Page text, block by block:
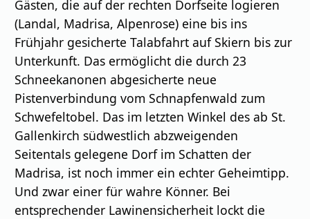
Gästen, die auf der rechten Dorfseite logieren
(Landal, Madrisa, Alpenrose) eine bis ins
Frühjahr gesicherte Talabfahrt auf Skiern bis zur
Unterkunft. Das ermöglicht die durch 23
Schneekanonen abgesicherte neue
Pistenverbindung vom Schnapfenwald zum
Schwefeltobel. Das im letzten Winkel des ab St.
Gallenkirch südwestlich abzweigenden
Seitentals gelegene Dorf im Schatten der
Madrisa, ist noch immer ein echter Geheimtipp.
Und zwar einer für wahre Könner. Bei
entsprechender Lawinensicherheit lockt die